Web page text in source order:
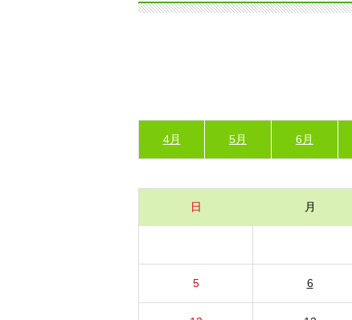
4月 5月 6月
日 月
5 6